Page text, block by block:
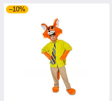
–10%